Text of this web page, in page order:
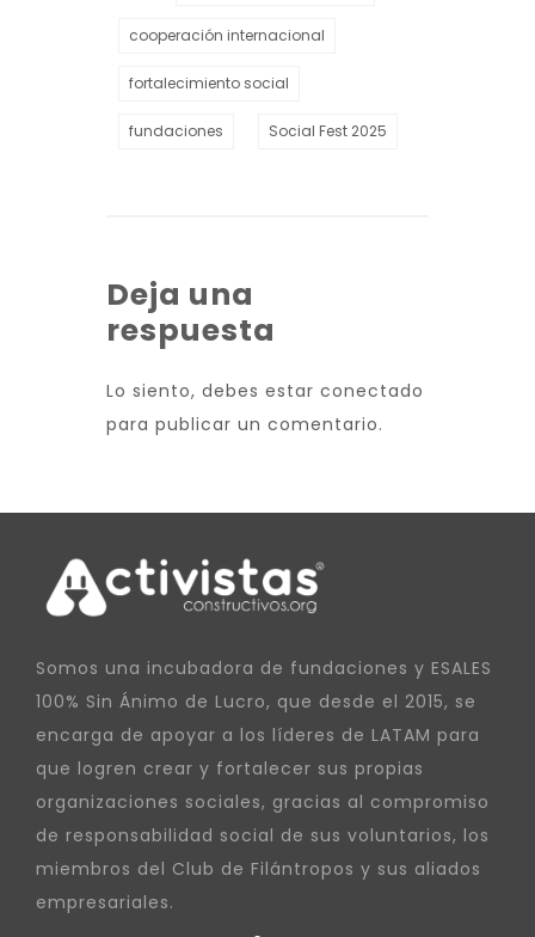
cooperación internacional
fortalecimiento social
fundaciones Social Fest 2025
Deja una
respuesta
Lo siento, debes estar conectado
para publicar un comentario.
Somos una incubadora de fundaciones y ESALES
100% Sin Ánimo de Lucro, que desde el 2015, se
encarga de apoyar a los líderes de LATAM para
que logren crear y fortalecer sus propias
organizaciones sociales, gracias al compromiso
de responsabilidad social de sus voluntarios, los
miembros del Club de Filántropos y sus aliados
empresariales.